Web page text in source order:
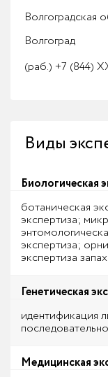
Волгоградская
Волгоград
(раб.) +7 (844)
Виды
Биологическая
ботаническая
экспертиза;
экспертиза;
экспертиза
Генетическая
идентификация
Медицинская